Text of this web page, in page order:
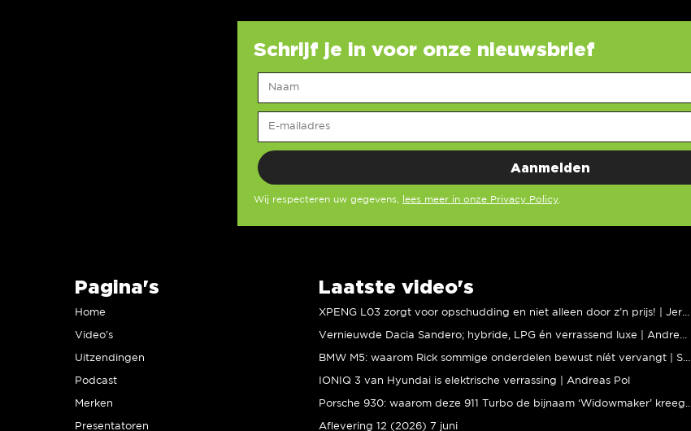
Schrijf je in voor onze nieuwsbrief
Wij respecteren uw gegevens, lees meer in onze Privacy Policy
Pagina's
Home
Video’s
Uitzendingen
Podcast
Merken
Presentatoren
Laatste video's
IONIQ 3 van Hyundai is elektrische verrassing | Andreas Pol
Aflevering 12 (2026) 7 juni